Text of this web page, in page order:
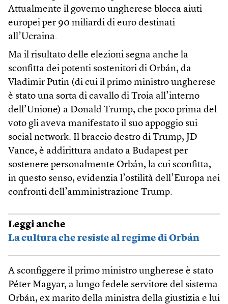
Attualmente il governo ungherese blocca aiuti
europei per 90 miliardi di euro destinati
all’Ucraina.
Ma il risultato delle elezioni segna anche la
sconfitta dei potenti sostenitori di Orbán, da
Vladimir Putin (di cui il primo ministro ungherese
è stato una sorta di cavallo di Troia all’interno
dell’Unione) a Donald Trump, che poco prima del
voto gli aveva manifestato il suo appoggio sui
social network. Il braccio destro di Trump, JD
Vance, è addirittura andato a Budapest per
sostenere personalmente Orbán, la cui sconfitta,
in questo senso, evidenzia l’ostilità dell’Europa nei
confronti dell’amministrazione Trump.
Leggi anche
La cultura che resiste al regime di Orbán
A sconfiggere il primo ministro ungherese è stato
Péter Magyar, a lungo fedele servitore del sistema
Orbán, ex marito della ministra della giustizia e lui